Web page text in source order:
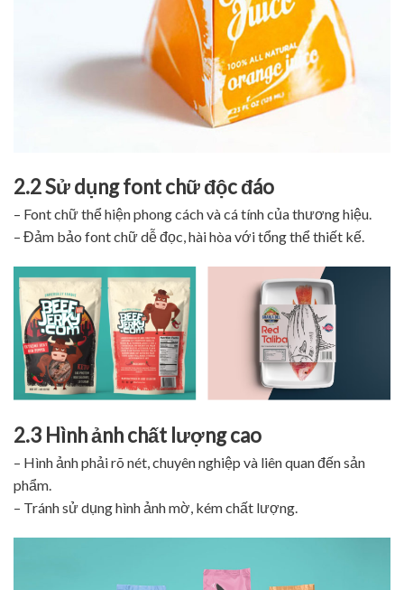
2.2 Sử dụng font chữ độc đáo
– Font chữ thể hiện phong cách và cá tính của thương hiệu.
– Đảm bảo font chữ dễ đọc, hài hòa với tổng thể thiết kế.
2.3 Hình ảnh chất lượng cao
– Hình ảnh phải rõ nét, chuyên nghiệp và liên quan đến sản
phẩm.
– Tránh sử dụng hình ảnh mờ, kém chất lượng.